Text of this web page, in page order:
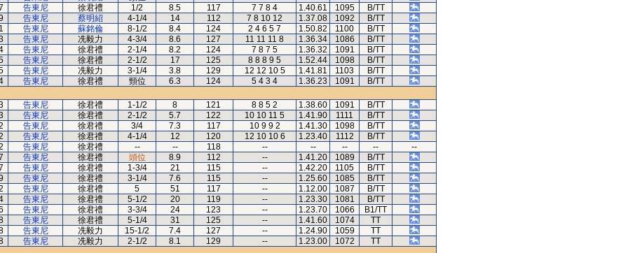
告東尼 徐君禮 1/2 8.5 117 7 7 8 4 1.40.61 1095
B/TT
告東尼 蔡明紹 4-1/4 14 112 7 8 10 12 1.37.08 1092
B/TT
告東尼 蘇銘倫 8-1/2 8.4 124 2 4 6 5 7 1.50.82 1100
B/TT
告東尼 冼毅力 4-3/4 8.6 127 11 11 11 8 1.36.34 1086
B/TT
告東尼 徐君禮 2-1/4 8.2 124 7 8 7 5 1.36.32 1091
B/TT
告東尼 徐君禮 2-1/2 17 125 8 8 8 9 5 1.52.44 1098
B/TT
告東尼 冼毅力 3-1/4 3.8 129 12 12 10 5 1.41.81 1103
B/TT
告東尼 徐君禮 頸位 6.3 124 5 4 3 4 1.36.23 1091 B/TT
告東尼 徐君禮 1-1/2 8 121 8 8 5 2 1.38.60 1091
B/TT
告東尼 徐君禮 2-1/2 5.7 122 10 10 11 5 1.41.90 1111
B/TT
告東尼 徐君禮 3/4 7.3 117 10 9 9 2 1.41.30 1098
B/TT
告東尼 徐君禮 4-1/4 12 120 12 10 10 6 1.23.40 1112
B/TT
告東尼 徐君禮 -- -- 118 -- -- -- --
--
告東尼 徐君禮 頭位 8.9 112 -- 1.41.20 1089
B/TT
告東尼 徐君禮 1-3/4 21 115 -- 1.42.20 1105
B/TT
告東尼 徐君禮 3-1/4 7.6 115 -- 1.25.60 1085
B/TT
告東尼 徐君禮 5 51 117 -- 1.12.00 1087
B/TT
告東尼 徐君禮 5-1/2 20 119 -- 1.23.30 1081
B/TT
告東尼 徐君禮 3-3/4 24 123 -- 1.23.70 1066
B1/TT
告東尼 徐君禮 5-1/4 31 125 -- 1.41.60 1074
TT
告東尼 冼毅力 15-1/2 7.4 127 -- 1.24.90 1059
TT
告東尼 冼毅力 2-1/2 8.1 129 -- 1.23.00 1072 TT